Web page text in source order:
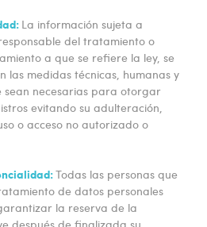
La información sujeta a
del tratamiento o
a que se refiere la ley, se
las medidas técnicas, humanas y
sean necesarias para otorgar
evitando su adulteración,
o acceso no autorizado o
Todas las personas que
de datos personales
la reserva de la